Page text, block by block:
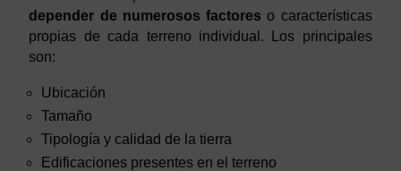
depender de numerosos factores o características
propias de cada terreno individual. Los principales
son:
Ubicación
Tamaño
Tipología y calidad de la tierra
Edificaciones presentes en el terreno